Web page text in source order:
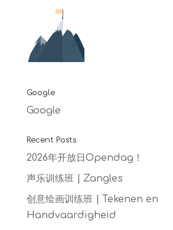
Google
Google
Recent Posts
2026年开放日Opendag！
声乐训练班 | Zangles
创意绘画训练班 | Tekenen en
Handvaardigheid